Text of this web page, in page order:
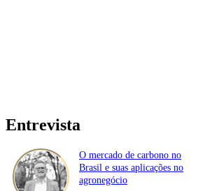
Entrevista
O mercado de carbono no
Brasil e suas aplicações no
agronegócio